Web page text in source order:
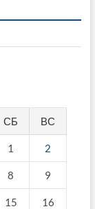
СБ ВС
1 2
8 9
15 16